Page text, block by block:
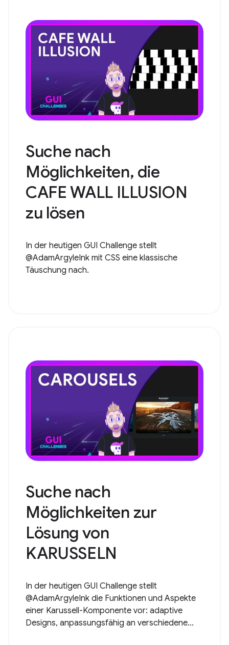
Suche nach
Möglichkeiten, die
CAFE WALL ILLUSION
zu lösen
In der heutigen GUI Challenge stellt
@AdamArgyleInk mit CSS eine klassische
Täuschung nach.
Suche nach
Möglichkeiten zur
Lösung von
KARUSSELN
In der heutigen GUI Challenge stellt
@AdamArgyleInk die Funktionen und Aspekte
einer Karussell-Komponente vor: adaptive
Designs, anpassungsfähig an verschiedene...